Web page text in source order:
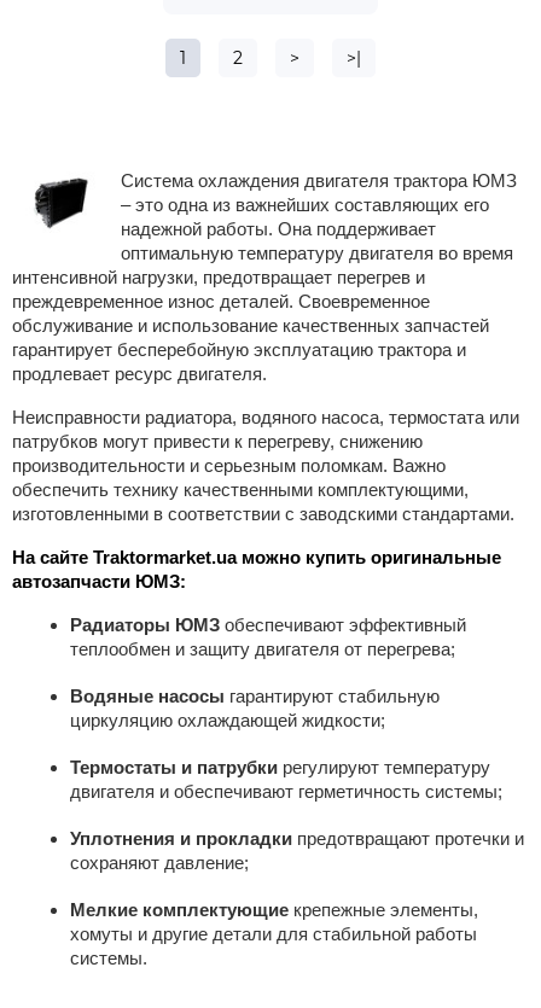
1 2 > >|
Система охлаждения двигателя трактора ЮМЗ
– это одна из важнейших составляющих его
надежной работы. Она поддерживает
оптимальную температуру двигателя во время
интенсивной нагрузки, предотвращает перегрев и
преждевременное износ деталей. Своевременное
обслуживание и использование качественных запчастей
гарантирует бесперебойную эксплуатацию трактора и
продлевает ресурс двигателя.
Неисправности радиатора, водяного насоса, термостата или
патрубков могут привести к перегреву, снижению
производительности и серьезным поломкам. Важно
обеспечить технику качественными комплектующими,
изготовленными в соответствии с заводскими стандартами.
На сайте Traktormarket.ua можно купить оригинальные
автозапчасти ЮМЗ:
Радиаторы ЮМЗ обеспечивают эффективный
теплообмен и защиту двигателя от перегрева;
Водяные насосы гарантируют стабильную
циркуляцию охлаждающей жидкости;
Термостаты и патрубки регулируют температуру
двигателя и обеспечивают герметичность системы;
Уплотнения и прокладки предотвращают протечки и
сохраняют давление;
Мелкие комплектующие крепежные элементы,
хомуты и другие детали для стабильной работы
системы.